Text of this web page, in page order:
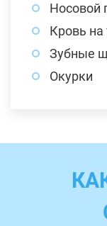
Носовой
Кровь на
Зубные
Окурки